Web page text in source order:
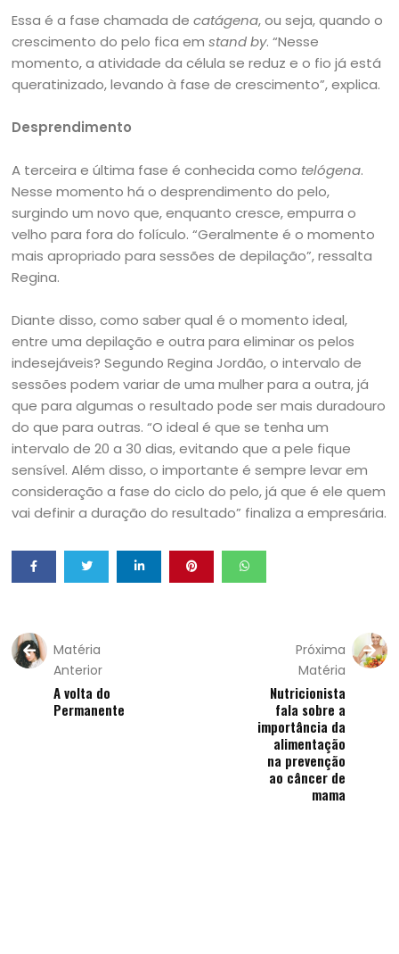
Essa é a fase chamada decatágena, ou seja, quando o
crescimento do pelo fica emstand by. “Nesse
momento, a atividade da célula se reduz e o fio já está
queratinizado, levando à fase de crescimento”, explica.
Desprendimento
A terceira e última fase é conhecida como telógena.
Nesse momento há o desprendimento do pelo,
surgindo um novo que, enquanto cresce, empurra o
velho para fora do folículo. “Geralmente é o momento
mais apropriado para sessões de depilação”, ressalta
Regina.
Diante disso, como saber qual é o momento ideal,
entre uma depilação e outra para eliminar os pelos
indesejáveis? Segundo Regina Jordão, o intervalo de
sessões podem variar de uma mulher para a outra, já
que para algumas o resultado pode ser mais duradouro
do que para outras. “O ideal é que se tenha um
intervalo de 20 a 30 dias, evitando que a pele fique
sensível. Além disso, o importante é sempre levar em
consideração a fase do ciclo do pelo, já que é ele quem
vai definir a duração do resultado” finaliza a empresária.
Matéria
Anterior
A volta do
Permanente
Próxima
Matéria
Nutricionista
fala sobre a
importância da
alimentação
na prevenção
ao câncer de
mama